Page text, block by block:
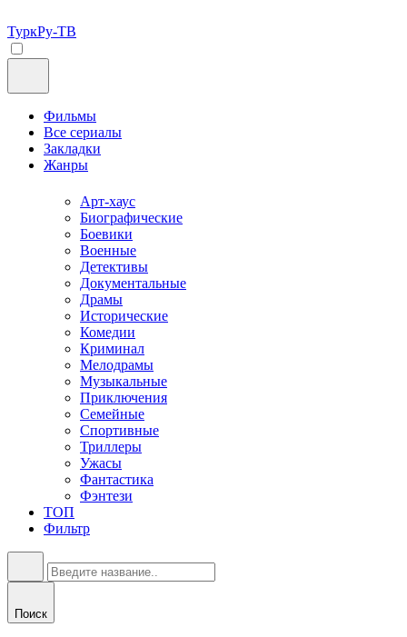
ТуркРу-ТВ
Фильмы
Все сериалы
Закладки
Жанры
Арт-хаус
Биографические
Боевики
Военные
Детективы
Документальные
Драмы
Исторические
Комедии
Криминал
Мелодрамы
Музыкальные
Приключения
Семейные
Спортивные
Триллеры
Ужасы
Фантастика
Фэнтези
ТОП
Фильтр
Поиск